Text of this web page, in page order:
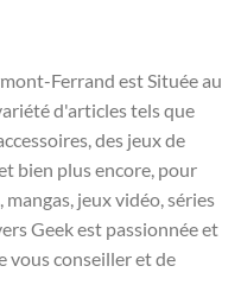
Ferrand est Située au
d'articles tels que
des jeux de
bien plus encore, pour
jeux vidéo, séries
Geek est passionnée et
vous conseiller et de